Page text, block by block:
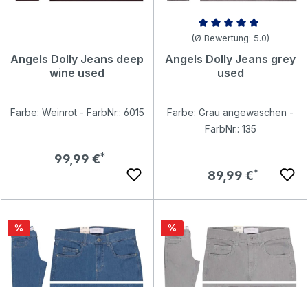
Angels Dolly Jeans deep
wine used
Farbe: Weinrot - FarbNr.: 6015
Regulärer Preis:
99,99 €
Durchschnittliche Bewertung
(Ø Bewertung: 5.0)
Angels Dolly Jeans grey
used
Farbe: Grau angewaschen -
FarbNr.: 135
Regulärer Preis:
89,99 €
Rabatt
% Rabatt
%